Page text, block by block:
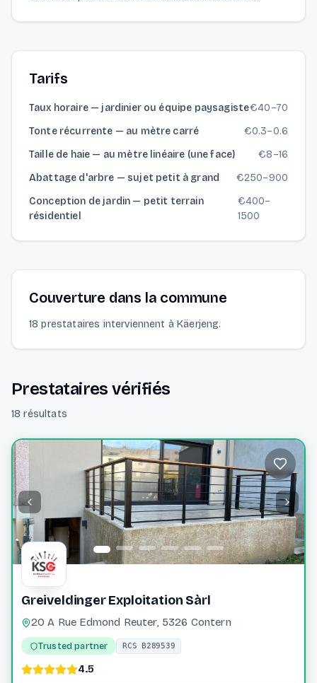
Tarifs
Taux horaire — jardinier ou équipe paysagiste€40–70
Tonte récurrente — au mètre carré
€0.3–0.6
Taille de haie — au mètre linéaire (une face)
€8–16
Abattage d'arbre — sujet petit à grand
€250–900
Conception de jardin — petit terrain
résidentiel
€400–
1500
Couverture dans la commune
18 prestataires interviennent à Käerjeng.
Prestataires vérifiés
18 résultats
Greiveldinger Exploitation Sàrl
20 A Rue Edmond Reuter, 5326 Contern
Trusted partner RCS B289539
4.5